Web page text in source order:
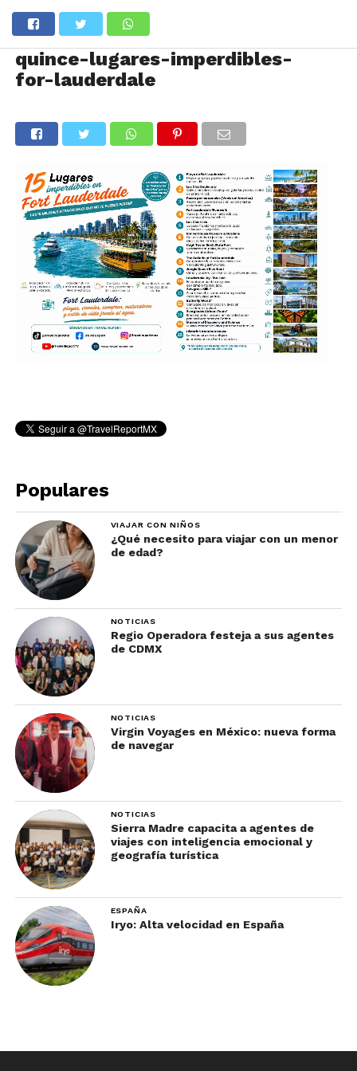
quince-lugares-imperdibles-
for-lauderdale
Populares
VIAJAR CON NIÑOS
¿Qué necesito para viajar con un menor
de edad?
NOTICIAS
Regio Operadora festeja a sus agentes
de CDMX
NOTICIAS
Virgin Voyages en México: nueva forma
de navegar
NOTICIAS
Sierra Madre capacita a agentes de
viajes con inteligencia emocional y
geografía turística
ESPAÑA
Iryo: Alta velocidad en España